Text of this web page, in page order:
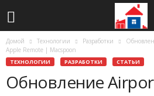
Домой Технологии Разработки
Apple Remote | Macspoon
ТЕХНОЛОГИИ РАЗРАБОТКИ СТАТЬИ
Обновление